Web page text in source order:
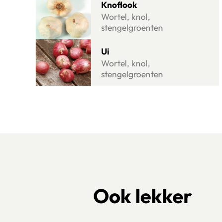
Knoflook
Wortel, knol,
stengelgroenten
Ui
Wortel, knol,
stengelgroenten
Lees meer over Ui
Ook lekker